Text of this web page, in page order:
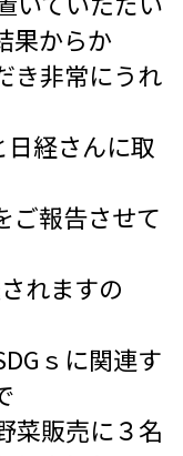
果からか
き非常にうれ
経さんに取
ご報告させて
れますの
ｓに関連す
菜販売に３名